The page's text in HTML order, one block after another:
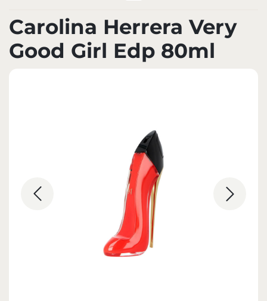
Carolina Herrera Very
Good Girl Edp 80ml
Polish zloty (PLN)
ZAPISZ